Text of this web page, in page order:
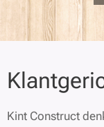
Kint Construct